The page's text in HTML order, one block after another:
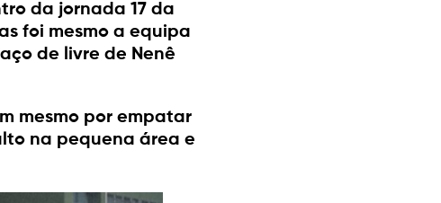
da jornada 17 da
foi mesmo a equipa
de livre de Nenê
mesmo por empatar
na pequena área e